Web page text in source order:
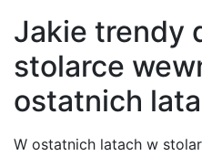
Jakie trendy
stolarce
ostatnich
W ostatnich latach w